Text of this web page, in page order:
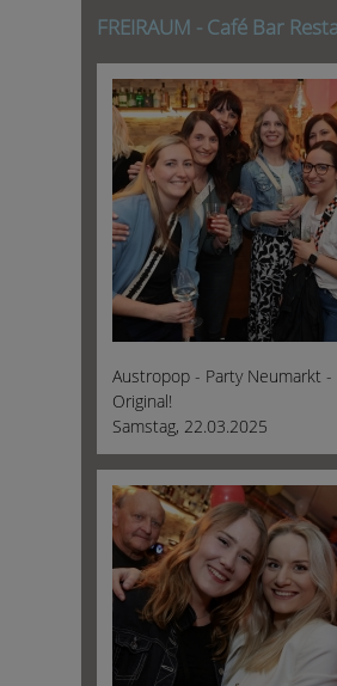
FREIRAUM - Café Bar
Austropop - Party Neumarkt -
Original!
Samstag, 22.03.2025